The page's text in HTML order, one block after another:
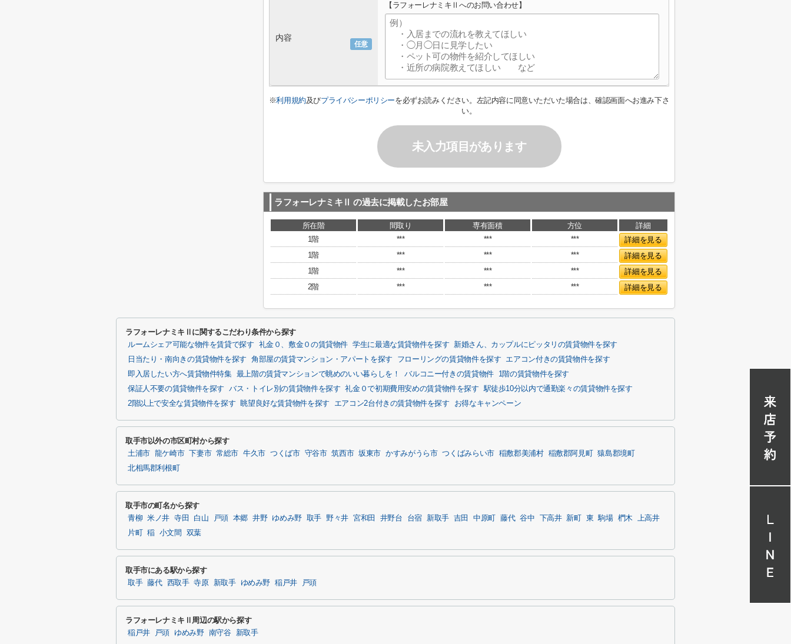
任意
内容
【ラフォーレナミキⅡへのお問い合わせ】
※利用規約及びプライバシーポリシーを必ずお読みください。左記内容に同意いただいた場合は、確認画面へお進み下さ
い。
未入力項目があります
ラフォーレナミキⅡ の過去に掲載したお部屋
所在階 間取り 専有面積 方位
詳細
1階
*** *** ***
詳細を見る
1階
*** *** ***
詳細を見る
1階
*** *** ***
詳細を見る
2階
*** *** *** 詳細を見る
ラフォーレナミキⅡに関するこだわり条件から探す
ルームシェア可能な物件を賃貸で探す 礼金０、敷金０の賃貸物件 学生に最適な賃貸物件を探す
新婚さん、カップルにピッタリの賃貸物件を探す
日当たり・南向きの賃貸物件を探す
角部屋の賃貸マンション・アパートを探す フローリングの賃貸物件を探す
エアコン付きの賃貸物件を探す
即入居したい方へ賃貸物件特集 最上階の賃貸マンションで眺めのいい暮らしを！ バルコニー付きの賃貸物件
1階の賃貸物件を探す
保証人不要の賃貸物件を探す
バス・トイレ別の賃貸物件を探す 礼金０で初期費用安めの賃貸物件を探す
駅徒歩10分以内で通勤楽々の賃貸物件を探す
2階以上で安全な賃貸物件を探す
眺望良好な賃貸物件を探す エアコン2台付きの賃貸物件を探す お得なキャンペーン
取手市以外の市区町村から探す
土浦市 龍ケ崎市 下妻市 常総市 牛久市 つくば市 守谷市 筑西市 坂東市 かすみがうら市 つくばみらい市 稲敷郡美浦村 稲敷郡阿見町
猿島郡境町
北相馬郡利根町
取手市の町名から探す
青柳 米ノ井 寺田 白山 戸頭 本郷 井野 ゆめみ野 取手 野々井 宮和田 井野台 台宿 新取手 吉田 中原町 藤代 谷中 下高井 新町 東 駒場 椚木
上高井
片町
稲 小文間 双葉
取手市にある駅から探す
取手 藤代 西取手 寺原 新取手 ゆめみ野 稲戸井 戸頭
ラフォーレナミキⅡ周辺の駅から探す
稲戸井 戸頭 ゆめみ野 南守谷 新取手